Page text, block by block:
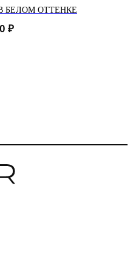
БЕЛОМ ОТТЕНКЕ
₽